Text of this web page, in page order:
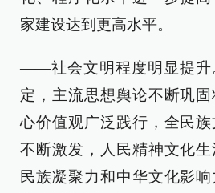
家建设达到更高水平。
——社会文明程度明显提升
定，主流思想舆论不断巩
心价值观广泛践行，全民
不断激发，人民精神文化
民族凝聚力和中华文化影